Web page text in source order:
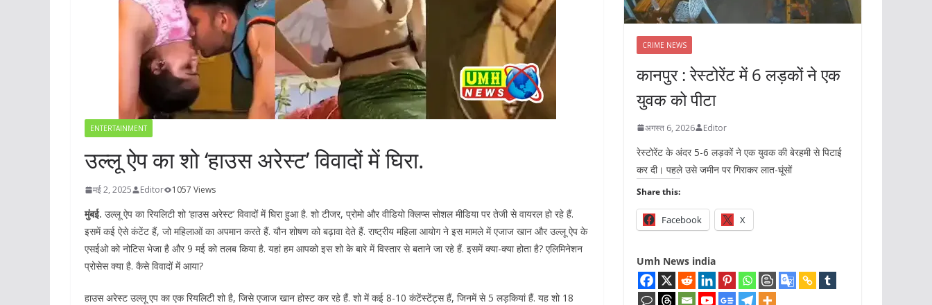
ENTERTAINMENT
उल्लू ऐप का शो ‘हाउस अरेस्ट’ विवादों में घिरा.
मई 2, 2025 Editor 1057 Views
मुंबई. उल्लू ऐप का रियलिटी शो ‘हाउस अरेस्ट’ विवादों में घिरा हुआ है. शो टीजर, प्रोमो और वीडियो क्लिप्स सोशल मीडिया पर तेजी से वायरल हो रहे हैं.
इसमें कई ऐसे कंटेंट हैं, जो महिलाओं का अपमान करते हैं. यौन शोषण को बढ़ावा देते हैं. राष्ट्रीय महिला आयोग ने इस मामले में एजाज खान और उल्लू ऐप के
एसईओ को नोटिस भेजा है और 9 मई को तलब किया है. यहां हम आपको इस शो के बारे में विस्तार से बताने जा रहे हैं. इसमें क्या-क्या होता है? एलिमिनेशन
प्रोसेस क्या है. कैसे विवादों में आया?
हाउस अरेस्ट उल्लू एप का एक रियलिटी शो है, जिसे एजाज खान होस्ट कर रहे हैं. शो में कई 8-10 कंटेंस्टेंट्स हैं, जिनमें से 5 लड़कियां हैं. यह शो 18
CRIME NEWS
कानपुर : रेस्टोरेंट में 6 लड़कों ने एक
युवक को पीटा
अगस्त 6, 2026 Editor
रेस्टोरेंट के अंदर 5-6 लड़कों ने एक युवक की बेरहमी से पिटाई
कर दी। पहले उसे जमीन पर गिराकर लात-घूंसों
Share this:
Facebook X
Umh News india